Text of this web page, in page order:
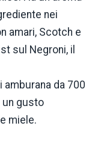
nei
amari, Scotch e
sul Negroni, il
amburana da 700
un gusto
miele.